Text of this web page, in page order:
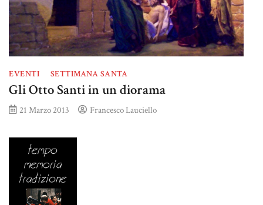
EVENTI SETTIMANA SANTA
Gli Otto Santi in un diorama
21 Marzo 2013 Francesco Lauciello